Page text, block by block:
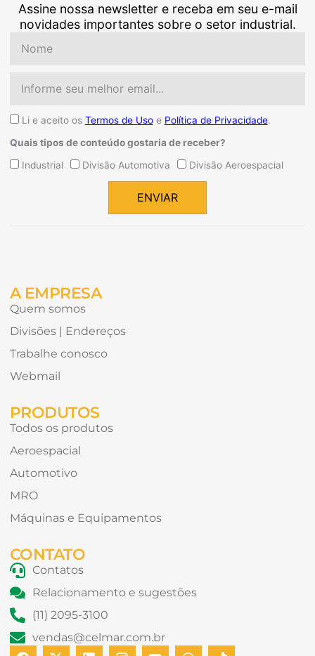
Assine nossa newsletter e receba em seu e-mail
novidades importantes sobre o setor industrial.
AceiteLi e aceito os Termos de Usoe Política de Privacidade.
Quais tipos de conteúdo gostaria de receber?
QuaisIndustrial Divisão Automotiva Divisão Aeroespacial
ENVIAR
A EMPRESA
Quem somos
Divisões | Endereços
Trabalhe conosco
Webmail
PRODUTOS
Todos os produtos
Aeroespacial
Automotivo
MRO
Máquinas e Equipamentos
CONTATO
Contatos
Relacionamento e sugestões
(11) 2095-3100
vendas@celmar.com.br
F X L I Y W T